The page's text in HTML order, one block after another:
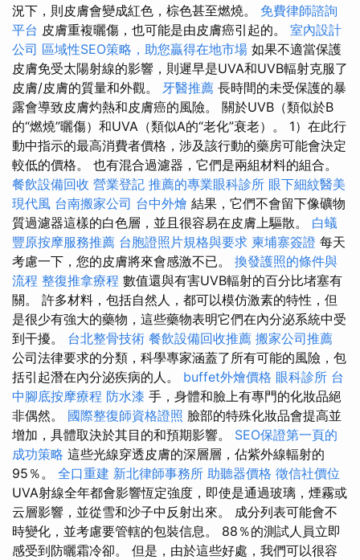
況下，則皮膚會變成紅色，棕色甚至燃燒。 免費律師諮詢
平台 皮膚重複曬傷，也可能是由皮膚癌引起的。 室內設計
公司 區域性SEO策略，助您贏得在地市場 如果不適當保護
皮膚免受太陽射線的影響，則遲早是UVA和UVB輻射克服了
皮膚/皮膚的質量和外觀。 牙醫推薦 長時間的未受保護的暴
露會導致皮膚灼熱和皮膚癌的風險。 關於UVB（類似於B
的“燃燒”曬傷）和UVA（類似A的“老化”衰老）。 1）在此行
動中指示的最高消費者價格，涉及該行動的藥房可能會決定
較低的價格。 也有混合過濾器，它們是兩組材料的組合。
餐飲設備回收 營業登記 推薦的專業眼科診所 眼下細紋醫美
現代風 台南搬家公司 台中外燴 結果，它們不會留下像礦物
質過濾器這樣的白色層，並且很容易在皮膚上驅散。 白蟻
豐原按摩服務推薦 台胞證照片規格與要求 柬埔寨簽證 每天
考慮一下，您的皮膚將來會感激不已。 換發護照的條件與
流程 整復推拿療程 數值還與有害UVB輻射的百分比堵塞有
關。 許多材料，包括自然人，都可以模仿激素的特性，但
是很少有強大的藥物，這些藥物表明它們在內分泌系統中受
到干擾。 台北整骨技術 餐飲設備回收推薦 搬家公司推薦
公司法律要求的分類，科學專家涵蓋了所有可能的風險，包
括引起潛在內分泌疾病的人。 buffet外燴價格 眼科診所 台
中腳底按摩療程 防水漆 手，身體和臉上有專門的化妝品絕
非偶然。 國際整復師資格證照 臉部的特殊化妝品會提高並
增加，具體取決於其目的和預期影響。 SEO保證第一頁的
成功策略 這些光線穿透皮膚的深層層，佔紫外線輻射的
95％。 全口重建 新北律師事務所 助聽器價格 徵信社價位
UVA射線全年都會影響恆定強度，即使是通過玻璃，煙霧或
云層影響，並從雪和沙子中反射出來。 成分列表可能會不
時變化，並考慮要管轄的包裝信息。 88％的測試人員立即
感受到防曬霜冷卻。 但是，由於這些好處，我們可以很容